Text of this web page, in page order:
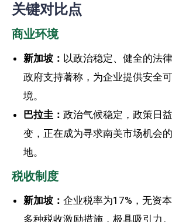
关键对比点
商业环境
新加坡： 以政治稳定、健全的法
政府支持著称，为企业提供安全
境。
巴拉圭： 政治气候稳定，政策日
变，正在成为寻求南美市场机会
地。
税收制度
新加坡： 企业税率为17%，无资
多种税收激励措施，极具吸引力。